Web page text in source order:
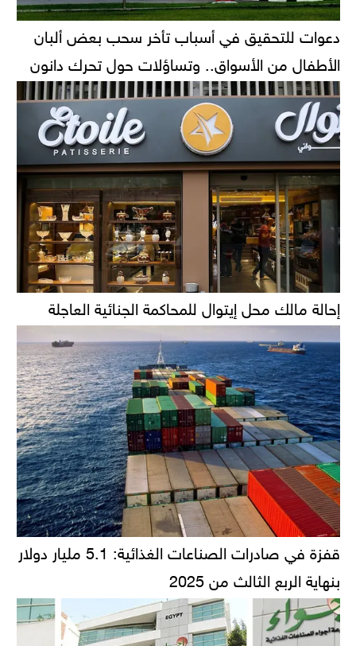
دعوات للتحقيق في أسباب تأخر سحب بعض ألبان
الأطفال من الأسواق.. وتساؤلات حول تحرك دانون
إحالة مالك محل إيتوال للمحاكمة الجنائية العاجلة
قفزة في صادرات الصناعات الغذائية: 5.1 مليار دولار
بنهاية الربع الثالث من 2025